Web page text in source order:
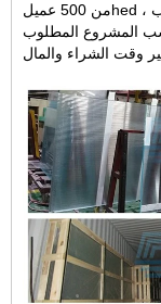
من 500 عميلhed أكثر من 2000 مشروع. نحن لا ننتج الزجاج فحسب ،
المشروع المطلوب